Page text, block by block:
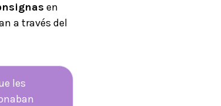
en
a través del
les